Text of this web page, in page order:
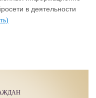
в деятельности